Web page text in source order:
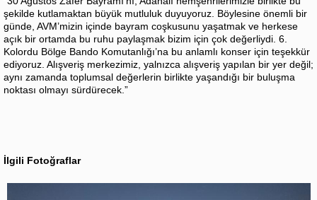
şekilde kutlamaktan büyük mutluluk duyuyoruz. Böylesine önemli bir
günde, AVM’mizin içinde bayram coşkusunu yaşatmak ve herkese
açık bir ortamda bu ruhu paylaşmak bizim için çok değerliydi. 6.
Kolordu Bölge Bando Komutanlığı’na bu anlamlı konser için teşekkür
ediyoruz. Alışveriş merkezimiz, yalnızca alışveriş yapılan bir yer değil;
aynı zamanda toplumsal değerlerin birlikte yaşandığı bir buluşma
noktası olmayı sürdürecek.”
İlgili Fotoğraflar